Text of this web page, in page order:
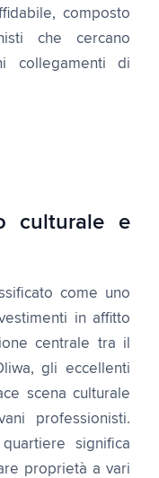
composto
che cercano
collegamenti di
culturale e
come uno
in affitto
centrale tra il
gli eccellenti
scena culturale
professionisti.
significa
proprietà a vari